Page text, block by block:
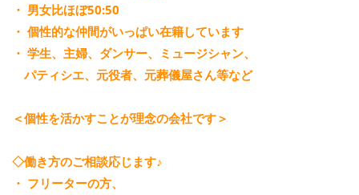
・ 男女比ほぼ50:50
・ 個性的な仲間がいっぱい在籍しています
・ 学生、主婦、ダンサー、ミュージシャン、
パティシエ、元役者、元葬儀屋さん等など
＜個性を活かすことが理念の会社です＞
◇働き方のご相談応じます♪
・ フリーターの方、